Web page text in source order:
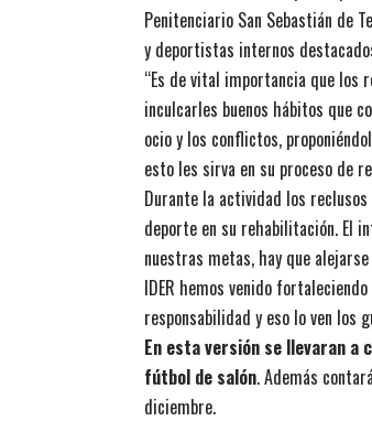
Penitenciario San Sebastián de
y deportistas internos
“Es de vital importancia que los
inculcarles buenos hábitos que
ocio y los conflictos,
esto les sirva en su proceso de
Durante la actividad los
deporte en su rehabilitación. El
nuestras metas, hay que
IDER hemos venido
responsabilidad y eso lo ven los
En esta versión se llevaran
fútbol de salón. Además
diciembre.